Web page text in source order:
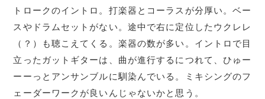
トロークのイントロ。打楽器とコーラスが分厚い。ベー
スやドラムセットがない。途中で右に定位したウクレレ
（？）も聴こえてくる。楽器の数が多い。イントロで目
立ったガットギターは、曲が進行するにつれて、ひゅー
ーーっとアンサンブルに馴染んでいる。ミキシングのフ
ェーダーワークが良いんじゃないかと思う。